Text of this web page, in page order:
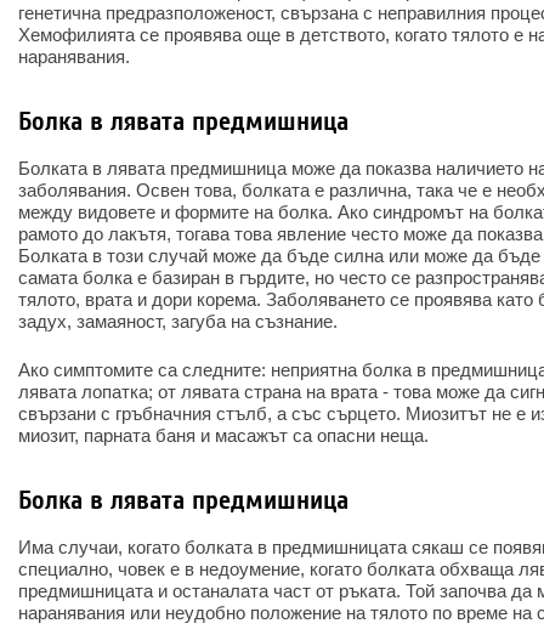
генетична предразположеност, свързана с неправилния
Хемофилията се проявява още в детството, когато тялото е
наранявания.
Болка в лявата предмишница
Болката в лявата предмишница може да показва наличието
заболявания. Освен това, болката е различна, така че е
между видовете и формите на болка. Ако синдромът на
рамото до лакътя, тогава това явление често може да
Болката в този случай може да бъде силна или може да бъде
самата болка е базиран в гърдите, но често се
тялото, врата и дори корема. Заболяването се проявява като
задух, замаяност, загуба на съзнание.
Ако симптомите са следните: неприятна болка в
лявата лопатка; от лявата страна на врата - това може да
свързани с гръбначния стълб, а със сърцето. Миозитът не е
миозит, парната баня и масажът са опасни неща.
Болка в лявата предмишница
Има случаи, когато болката в предмишницата сякаш се
специално, човек е в недоумение, когато болката обхваща
предмишницата и останалата част от ръката. Той започва да
наранявания или неудобно положение на тялото по време на